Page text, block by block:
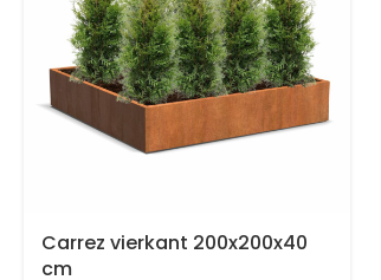
Carrez vierkant 200x200x40
cm